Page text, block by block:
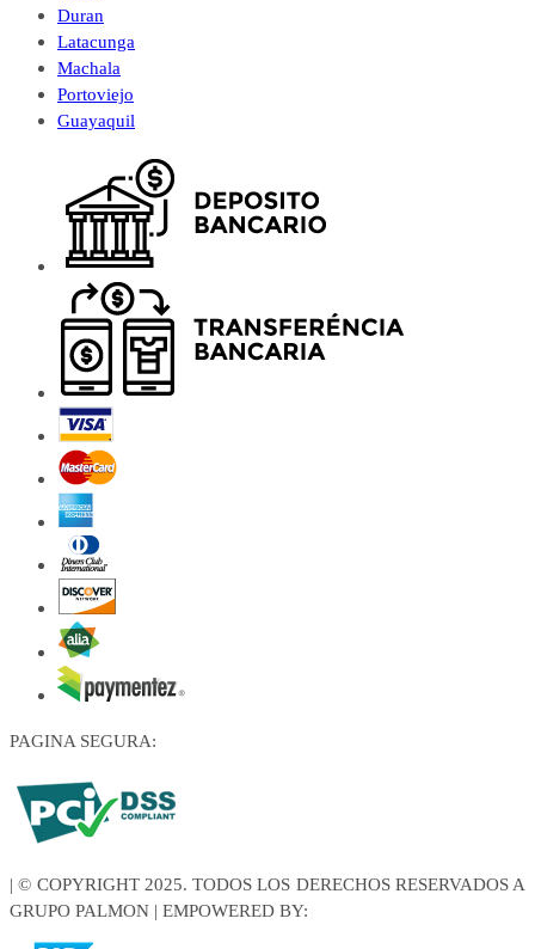
Duran
Latacunga
Machala
Portoviejo
Guayaquil
PAGINA SEGURA:
| © COPYRIGHT 2025. TODOS LOS DERECHOS RESERVADOS A
GRUPO PALMON | EMPOWERED BY: